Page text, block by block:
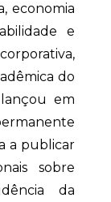
economia
e
do
em
a publicar
sobre
da